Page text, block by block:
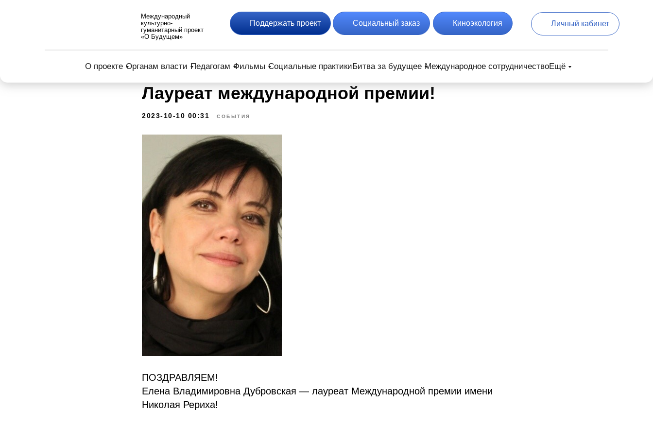
О проекте Органам власти Педагогам Фильмы Социальные практикиБитва за будущее Международное сотрудничествоЕщё
Личный кабинет
Международный
культурно-
гуманитарный проект
«О Будущем»
Социальный заказ
Поддержать проект Киноэкология
Лауреат международной премии!
2023-10-10 00:31 СОБЫТИЯ
ПОЗДРАВЛЯЕМ!
Елена Владимировна Дубровская — лауреат Международной премии имени
Николая Рериха!